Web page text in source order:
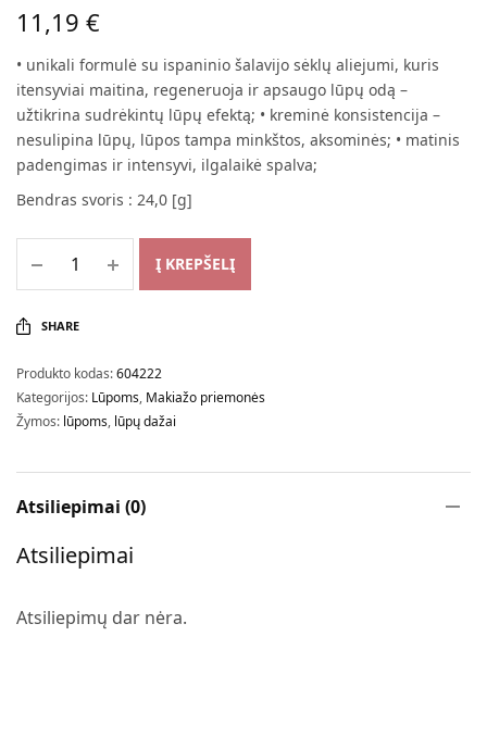
11,19€
• unikali formulė su ispaninio šalavijo sėklų aliejumi, kuris
itensyviai maitina, regeneruoja ir apsaugo lūpų odą –
užtikrina sudrėkintų lūpų efektą; • kreminė konsistencija –
nesulipina lūpų, lūpos tampa minkštos, aksominės; • matinis
padengimas ir intensyvi, ilgalaikė spalva;
Bendras svoris : 24,0 [g]
Į KREPŠELĮ
SHARE
Produkto kodas:604222
Kategorijos: Lūpoms, Makiažo priemonės
Žymos: lūpoms, lūpų dažai
Atsiliepimai (0)
Atsiliepimai
Atsiliepimų dar nėra.